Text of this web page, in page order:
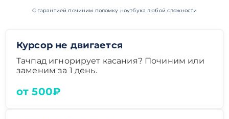
С гарантией починим поломку ноутбука любой сложности
Курсор не двигается
Тачпад игнорирует касания? Починим или
заменим за 1 день.
от 500₽